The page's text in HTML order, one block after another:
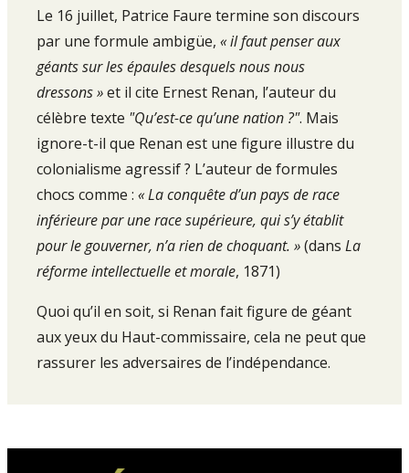
Le 16 juillet, Patrice Faure termine son discours
par une formule ambigüe, « il faut penser aux
géants sur les épaules desquels nous nous
dressons »et il cite Ernest Renan, l’auteur du
célèbre texte "Qu’est-ce qu’une nation ?". Mais
ignore-t-il que Renan est une figure illustre du
colonialisme agressif ? L’auteur de formules
chocs comme : « La conquête d’un pays de race
inférieure par une race supérieure, qui s’y établit
pour le gouverner, n’a rien de choquant. »(dans La
réforme intellectuelle et morale, 1871)
Quoi qu’il en soit, si Renan fait figure de géant
aux yeux du Haut-commissaire, cela ne peut que
rassurer les adversaires de l’indépendance.